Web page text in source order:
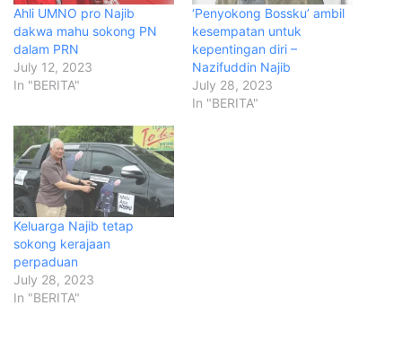
Ahli UMNO pro Najib
dakwa mahu sokong PN
dalam PRN
July 12, 2023
In "BERITA"
‘Penyokong Bossku’ ambil
kesempatan untuk
kepentingan diri –
Nazifuddin Najib
July 28, 2023
In "BERITA"
Keluarga Najib tetap
sokong kerajaan
perpaduan
July 28, 2023
In "BERITA"